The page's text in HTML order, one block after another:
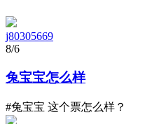
j80305669
8/6
兔宝宝怎么样
#兔宝宝 这个票怎么样？